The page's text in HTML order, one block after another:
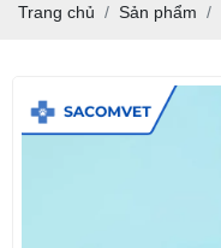
Trang chủ Sản phẩm